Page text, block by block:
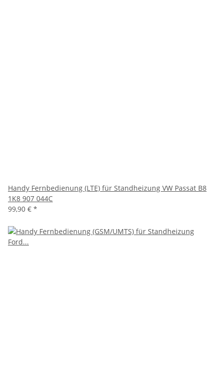
Handy Fernbedienung (LTE) für Standheizung VW Passat B8
1K8 907 044C
99,90 € *